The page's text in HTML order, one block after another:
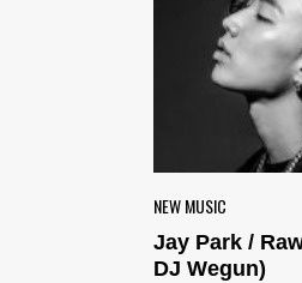
NEW MUSIC
Jay Park /
DJ Wegun)